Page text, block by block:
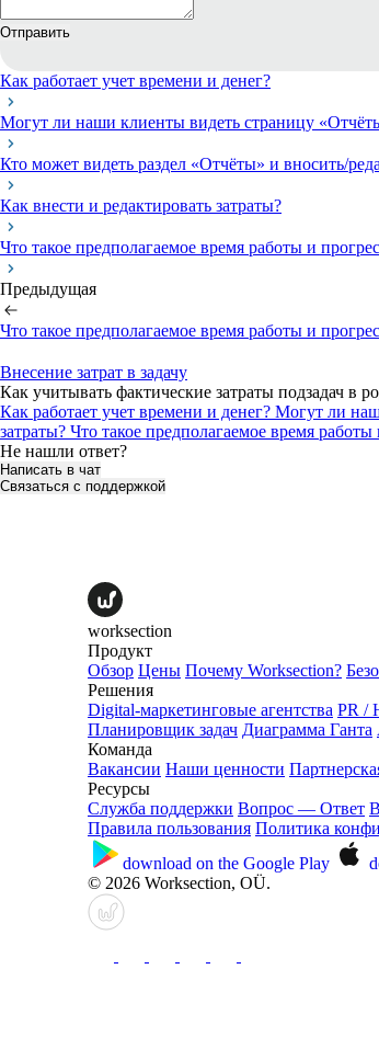
Отправить
Как работает учет времени и денег?
Могут ли наши клиенты видеть страницу
Кто может видеть раздел «Отчёты» и вносить/
Как внести и редактировать затраты?
Что такое предполагаемое время работы и
Предыдущая
Что такое предполагаемое время работы и
Внесение затрат в задачу
Как учитывать фактические затраты подзадач в
Как работает учет времени и денег? Могут ли
затраты? Что такое предполагаемое время
Не нашли ответ?
Написать в чат
Связаться с поддержкой
worksection
Продукт
Обзор Цены Почему Worksection?
Решения
Digital-маркетинговые агентства PR /
Планировщик задач Диаграмма Ганта
Команда
Вакансии Наши ценности
Ресурсы
Служба поддержки Вопрос — Ответ
Правила пользования Политика
download on the Google Play
© 2026 Worksection, OÜ.